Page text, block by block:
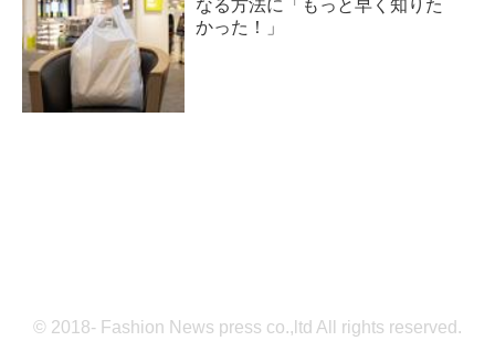
なる方法に「もっと早く知りた
かった！」
© 2018- Fashion News press co.,ltd All rights reserved.